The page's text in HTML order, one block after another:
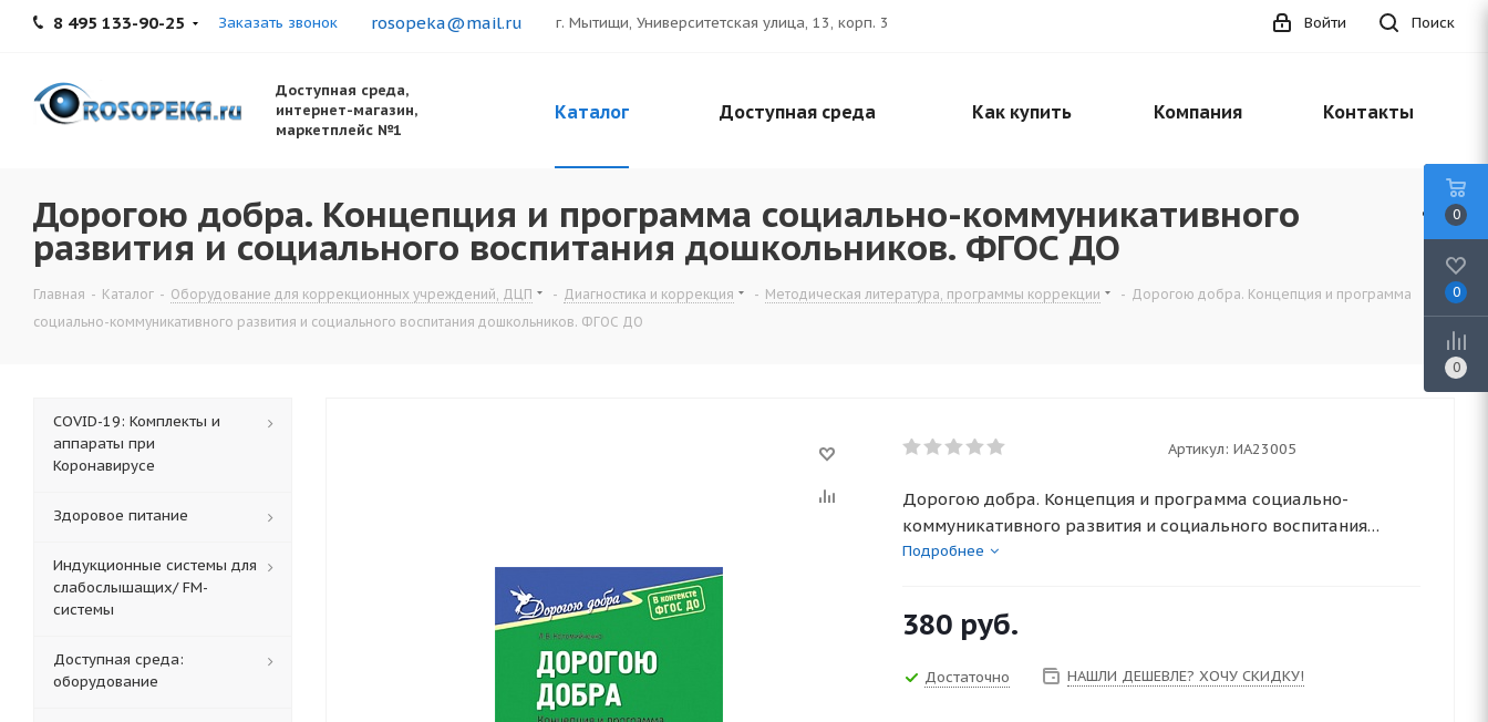
8 495 133-90-25 Заказать звонок rosopeka@mail.ru г. Мытищи, Университетская улица, 13, корп. 3 Поиск
Войти
Доступная среда,
интернет-магазин,
маркетплейс №1
Каталог Доступная среда Как купить Компания Контакты
Дорогою добра. Концепция и программа социально-коммуникативного
развития и социального воспитания дошкольников. ФГОС ДО
Главная - Каталог - Оборудование для коррекционных учреждений, ДЦП - Диагностика и коррекция - Методическая литература, программы коррекции - Дорогою добра. Концепция и программа
социально-коммуникативного развития и социального воспитания дошкольников. ФГОС ДО
Артикул: ИА23005
Дорогою добра. Концепция и программа социально-
коммуникативного развития и социального воспитания
дошкольников. ФГОС ДО
Подробнее
380 руб.
Достаточно НАШЛИ ДЕШЕВЛЕ? ХОЧУ СКИДКУ!
COVID-19: Комплекты и
аппараты при
Коронавирусе
Здоровое питание
Индукционные системы для
слабослышащих/ FM-
системы
Доступная среда:
оборудование
0
0
0